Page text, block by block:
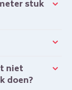
doen?